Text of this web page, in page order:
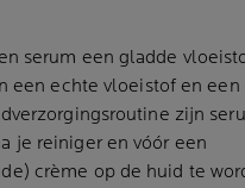
serum een gladde
een echte vloeistof en een
zijn
je reiniger en vóór een
crème op de huid te